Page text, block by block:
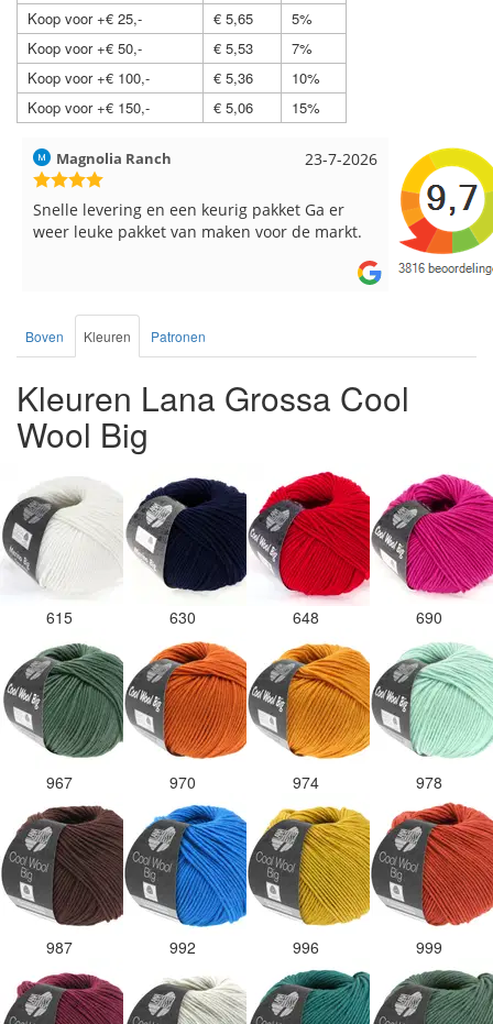
Koop voor +€ 25,-
€ 5,65
5%
Koop voor +€ 50,-
€ 5,53
7%
Koop voor +€ 100,-
€ 5,36
10%
Koop voor +€ 150,-
€ 5,06 15%
23-7-2026
Magnolia Ranch
Snelle levering en een keurig pakket Ga er
weer leuke pakket van maken voor de markt.
Hilde uit
Reeds
de service.
Boven Kleuren Patronen
Kleuren Lana Grossa Cool
Wool Big
615 630 648 690
967 970 974 978
987 992 996 999